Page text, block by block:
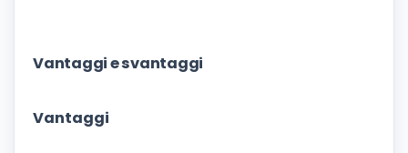
Vantaggi e svantaggi
Vantaggi